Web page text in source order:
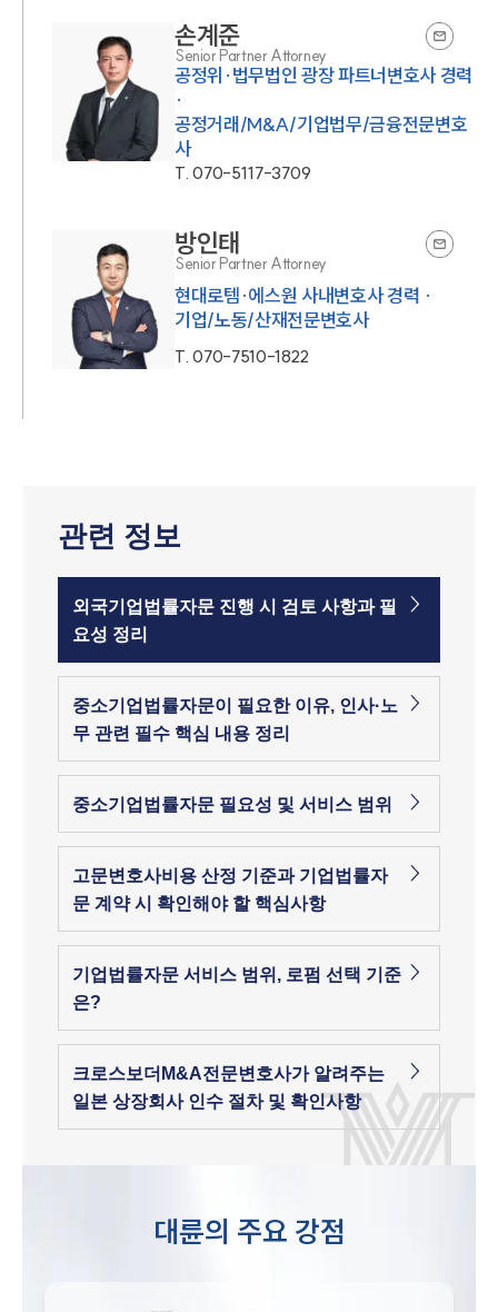
손계준
Senior Partner Attorney
공정위·법무법인 광장 파트너변호사 경력
·
공정거래/M&A/기업법무/금융전문변호
사
T.070-5117-3709
방인태
Senior Partner Attorney
현대로템·에스원 사내변호사 경력 ·
기업/노동/산재전문변호사
T.070-7510-1822
관련 정보
외국기업법률자문 진행 시 검토 사항과 필
요성 정리
중소기업법률자문이 필요한 이유, 인사·노
무 관련 필수 핵심 내용 정리
중소기업법률자문 필요성 및 서비스 범위
고문변호사비용 산정 기준과 기업법률자
문 계약 시 확인해야 할 핵심사항
기업법률자문 서비스 범위, 로펌 선택 기준
은?
크로스보더M&A전문변호사가 알려주는
일본 상장회사 인수 절차 및 확인사항
대륜의 주요 강점